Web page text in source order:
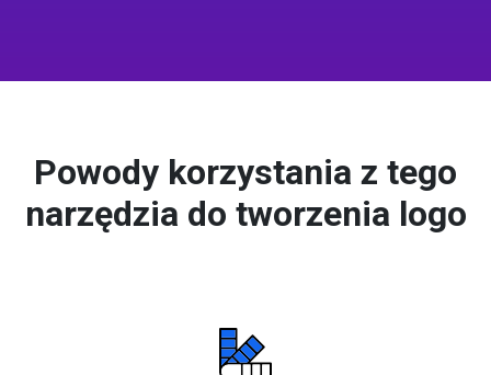
Powody korzystania z tego
narzędzia do tworzenia logo